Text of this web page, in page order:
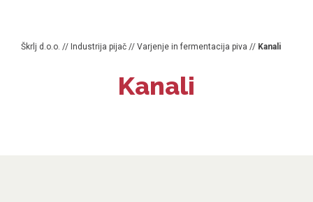
Škrlj d.o.o. // Industrija pijač // Varjenje in fermentacija piva // Kanali
Kanali